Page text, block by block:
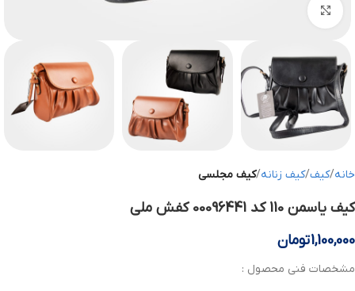
خانه کیف کیف زنانه کیف مجلسی
کیف یاسمن 110 کد 00096441 کفش ملی
1,100,000تومان
مشخصات فنی محصول :